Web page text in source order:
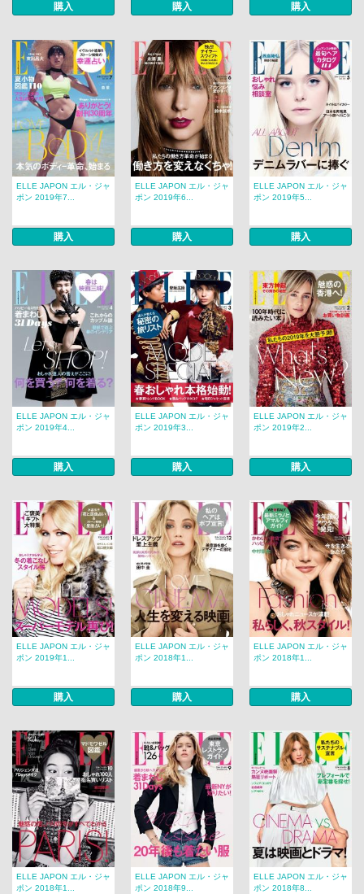
購入 購入 購入
ELLE JAPON エル・ジャ
ポン 2019年7...
購入
ELLE JAPON エル・ジャ
ポン 2019年6...
購入
ELLE JAPON エル・ジャ
ポン 2019年5...
購入
ELLE JAPON エル・ジャ
ポン 2019年4...
購入
ELLE JAPON エル・ジャ
ポン 2019年3...
購入
ELLE JAPON エル・ジャ
ポン 2019年2...
購入
ELLE JAPON エル・ジャ
ポン 2019年1...
購入
ELLE JAPON エル・ジャ
ポン 2018年1...
購入
ELLE JAPON エル・ジャ
ポン 2018年1...
購入
ELLE JAPON エル・ジャ
ポン 2018年1...
ELLE JAPON エル・ジャ
ポン 2018年9...
ELLE JAPON エル・ジャ
ポン 2018年8...